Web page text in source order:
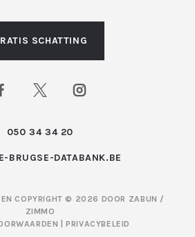
SCHATTING
050 34 34 20
BRUGSE-DATABANK.BE
EN COPYRIGHT © 2026 DOOR ZABUN /
ZIMMO
|PRIVACYBELEID